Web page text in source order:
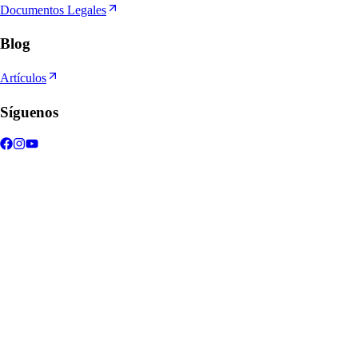
Documentos Legales
Blog
Artículos
Síguenos